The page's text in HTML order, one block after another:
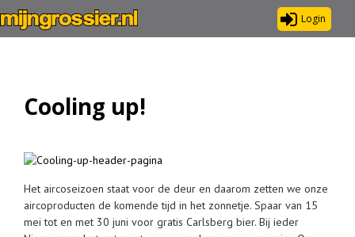
Login
Cooling up!
Het aircoseizoen staat voor de deur en daarom zetten we onze
aircoproducten de komende tijd in het zonnetje. Spaar van 15
mei tot en met 30 juni voor gratis Carlsberg bier. Bij ieder